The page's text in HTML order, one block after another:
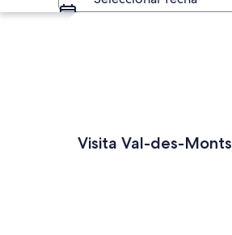
Explorar mapa
Visita Val-des-Monts